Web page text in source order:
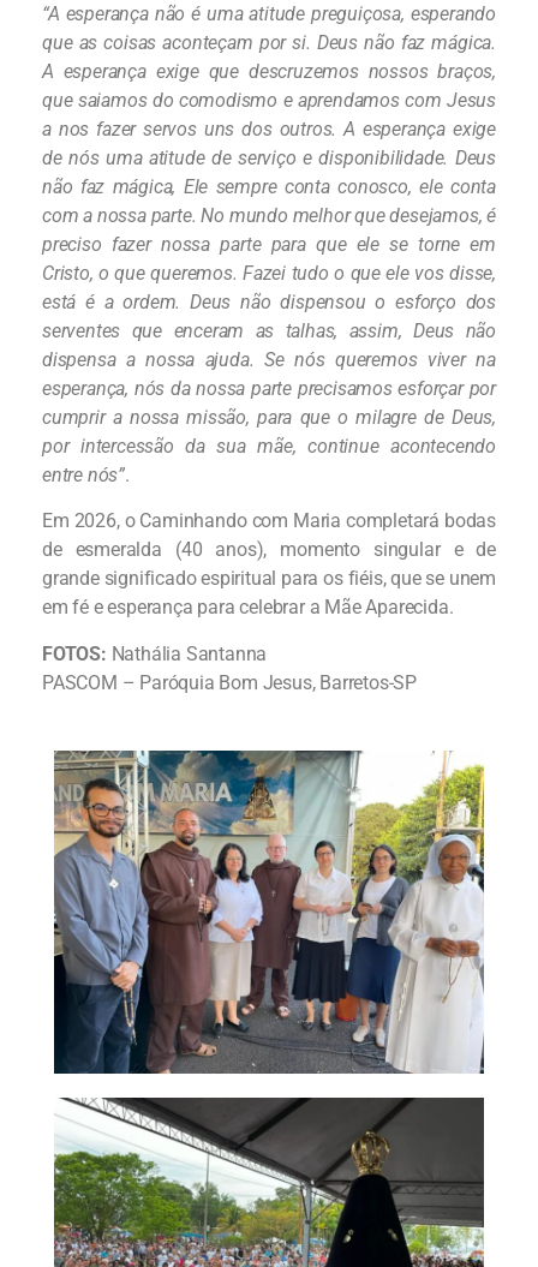
“A esperança não é uma atitude preguiçosa, esperando
que as coisas aconteçam por si. Deus não faz mágica.
A esperança exige que descruzemos nossos braços,
que saiamos do comodismo e aprendamos com Jesus
a nos fazer servos uns dos outros. A esperança exige
de nós uma atitude de serviço e disponibilidade. Deus
não faz mágica, Ele sempre conta conosco, ele conta
com a nossa parte. No mundo melhor que desejamos, é
preciso fazer nossa parte para que ele se torne em
Cristo, o que queremos. Fazei tudo o que ele vos disse,
está é a ordem. Deus não dispensou o esforço dos
serventes que enceram as talhas, assim, Deus não
dispensa a nossa ajuda. Se nós queremos viver na
esperança, nós da nossa parte precisamos esforçar por
cumprir a nossa missão, para que o milagre de Deus,
por intercessão da sua mãe, continue acontecendo
entre nós”.
Em 2026, o Caminhando com Maria completará bodas
de esmeralda (40 anos), momento singular e de
grande significado espiritual para os fiéis, que se unem
em fé e esperança para celebrar a Mãe Aparecida.
FOTOS: Nathália Santanna
PASCOM – Paróquia Bom Jesus, Barretos-SP